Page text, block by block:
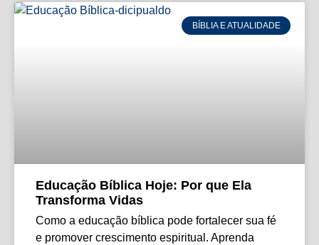
BÍBLIA E ATUALIDADE
Educação Bíblica Hoje: Por que Ela
Transforma Vidas
Como a educação bíblica pode fortalecer sua fé
e promover crescimento espiritual. Aprenda